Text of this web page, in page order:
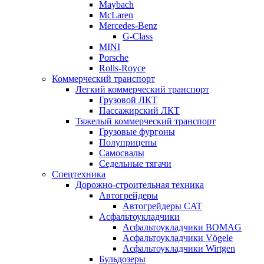
Maybach
McLaren
Mercedes-Benz
G-Class
MINI
Porsche
Rolls-Royce
Коммерческий транспорт
Легкий коммерческий транспорт
Грузовой ЛКТ
Пассажирский ЛКТ
Тяжелый коммерческий транспорт
Грузовые фургоны
Полуприцепы
Самосвалы
Седельные тягачи
Спецтехника
Дорожно-строительная техника
Автогрейдеры
Автогрейдеры CAT
Асфальтоукладчики
Асфальтоукладчики BOMAG
Асфальтоукладчики Vögele
Асфальтоукладчики Wirtgen
Бульдозеры